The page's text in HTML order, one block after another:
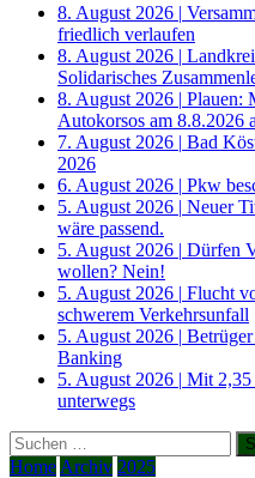
8. August 2026 |
friedlich verlaufen
8. August 2026 |
Solidarisches
8. August 2026 | Plauen:
Autokorsos am 8.8.2026
7. August 2026 | Bad
2026
6. August 2026 | Pkw
5. August 2026 | Neuer
wäre passend.
5. August 2026 | Dürfen
wollen? Nein!
5. August 2026 | Flucht
schwerem Verkehrsunfall
5. August 2026 |
Banking
5. August 2026 | Mit 2,35
unterwegs
Suchen
nach:
Home Archiv 2025